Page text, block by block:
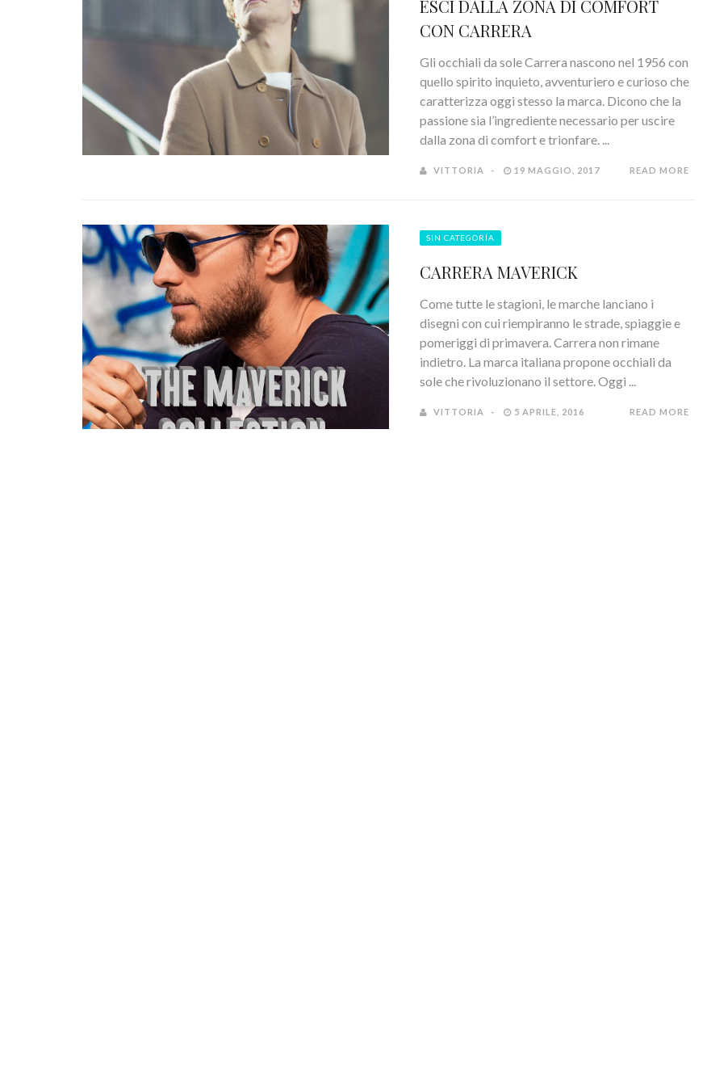
ESCI DALLA ZONA DI COMFORT
CON CARRERA
Gli occhiali da sole Carrera nascono nel 1956 con
quello spirito inquieto, avventuriero e curioso che
caratterizza oggi stesso la marca. Dicono che la
passione sia l’ingrediente necessario per uscire
dalla zona di comfort e trionfare. ...
VITTORIA 19 MAGGIO, 2017 READ MORE
SIN CATEGORÍA
CARRERA MAVERICK
Come tutte le stagioni, le marche lanciano i
disegni con cui riempiranno le strade, spiaggie e
pomeriggi di primavera. Carrera non rimane
indietro. La marca italiana propone occhiali da
sole che rivoluzionano il settore. Oggi ...
VITTORIA 5 APRILE, 2016 READ MORE